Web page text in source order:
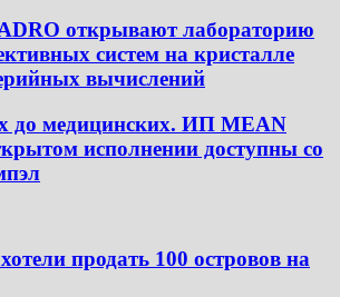
открывают лабораторию
систем на кристалле
вычислений
до медицинских. ИП MEAN
исполнении доступны со
продать 100 островов на